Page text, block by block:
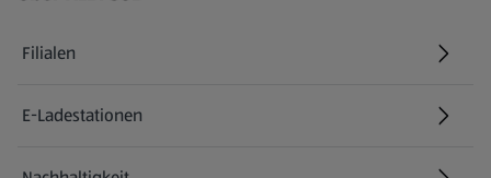
Filialen
E-Ladestationen